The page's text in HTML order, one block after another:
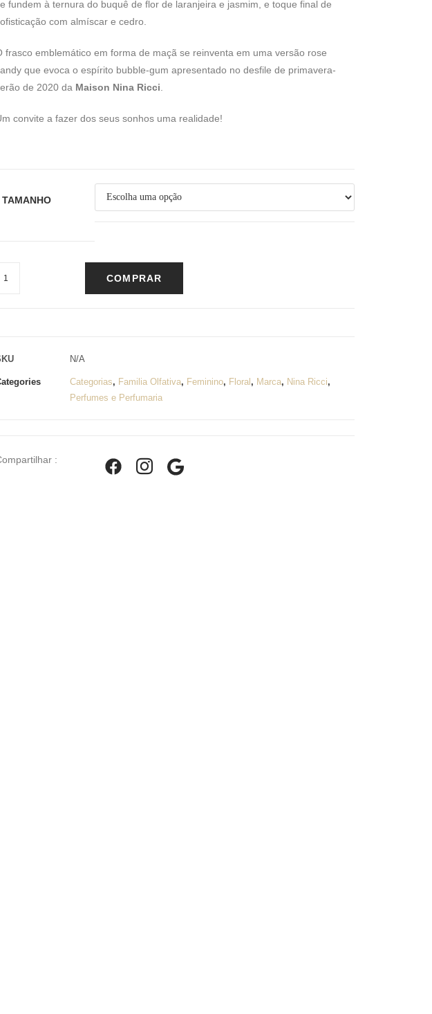
fundem à ternura do buquê de flor de laranjeira e jasmim, e toque final de
com almíscar e cedro.
frasco emblemático em forma de maçã se reinventa em uma versão rose
que evoca o espírito bubble-gum apresentado no desfile de primavera-
de 2020 da Maison Nina Ricci
convite a fazer dos seus sonhos uma realidade!
TAMANHO
COMPRAR
N/A
Categorias, Familia Olfativa, Feminino, Floral , Marca, Nina Ricci,
Perfumes e Perfumaria
: